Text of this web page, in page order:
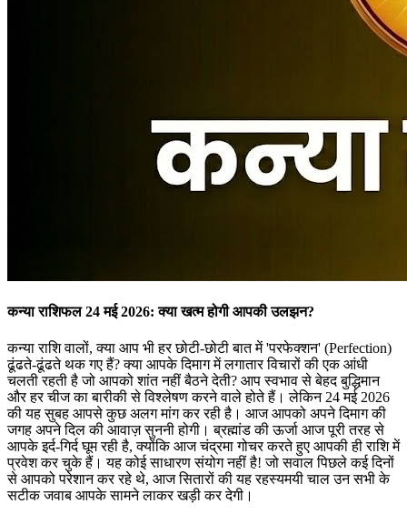
कन्या राशिफल 24 मई 2026: क्या खत्म होगी आपकी उलझन?
कन्या राशि वालों, क्या आप भी हर छोटी-छोटी बात में 'परफेक्शन' (Perfection)
ढूंढते-ढूंढते थक गए हैं? क्या आपके दिमाग में लगातार विचारों की एक आंधी
चलती रहती है जो आपको शांत नहीं बैठने देती? आप स्वभाव से बेहद बुद्धिमान
और हर चीज का बारीकी से विश्लेषण करने वाले होते हैं। लेकिन 24 मई 2026
की यह सुबह आपसे कुछ अलग मांग कर रही है। आज आपको अपने दिमाग की
जगह अपने दिल की आवाज़ सुननी होगी। ब्रह्मांड की ऊर्जा आज पूरी तरह से
आपके इर्द-गिर्द घूम रही है, क्योंकि आज चंद्रमा गोचर करते हुए आपकी ही राशि में
प्रवेश कर चुके हैं। यह कोई साधारण संयोग नहीं है! जो सवाल पिछले कई दिनों
से आपको परेशान कर रहे थे, आज सितारों की यह रहस्यमयी चाल उन सभी के
सटीक जवाब आपके सामने लाकर खड़ी कर देगी।